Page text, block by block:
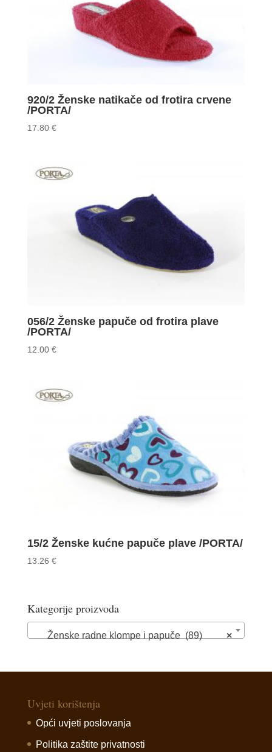
920/2 Ženske natikače od frotira crvene
/PORTA/
17.80 €
056/2 Ženske papuče od frotira plave
/PORTA/
12.00 €
15/2 Ženske kućne papuče plave /PORTA/
13.26 €
Kategorije proizvoda
×
Ženske radne klompe i papuče (89)
Uvjeti korištenja
Opći uvjeti poslovanja
Politika zaštite privatnosti